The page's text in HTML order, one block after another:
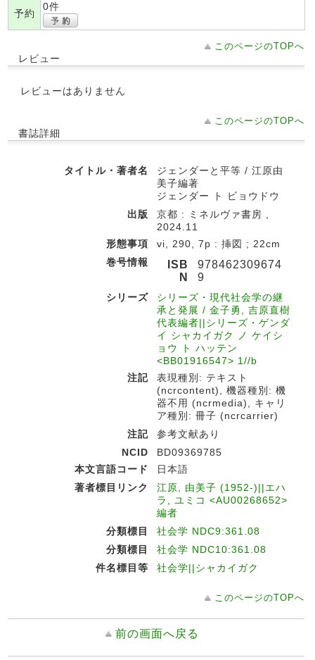
予約
0件
このページのTOPへ
レビュー
レビューはありません
このページのTOPへ
書誌詳細
タイトル・著者名
ジェンダーと平等 / 江原由
美子編著
ジェンダー ト ビョウドウ
出版
京都 : ミネルヴァ書房 ,
2024.11
形態事項
vi, 290, 7p : 挿図 ; 22cm
巻号情報
ISB
N
978462309674
9
シリーズ
シリーズ・現代社会学の継
承と発展 / 金子勇, 吉原直樹
代表編者||シリーズ・ゲンダ
イ シャカイガク ノ ケイシ
ョウ ト ハッテン
<BB01916547> 1//b
注記
表現種別: テキスト
(ncrcontent), 機器種別: 機
器不用 (ncrmedia), キャリ
ア種別: 冊子 (ncrcarrier)
注記
参考文献あり
NCID
BD09369785
本文言語コード
日本語
著者標目リンク
江原, 由美子 (1952-)||エハ
ラ, ユミコ <AU00268652>
編者
分類標目
社会学 NDC9:361.08
分類標目
社会学 NDC10:361.08
件名標目等
社会学||シャカイガク
このページのTOPへ
前の画面へ戻る